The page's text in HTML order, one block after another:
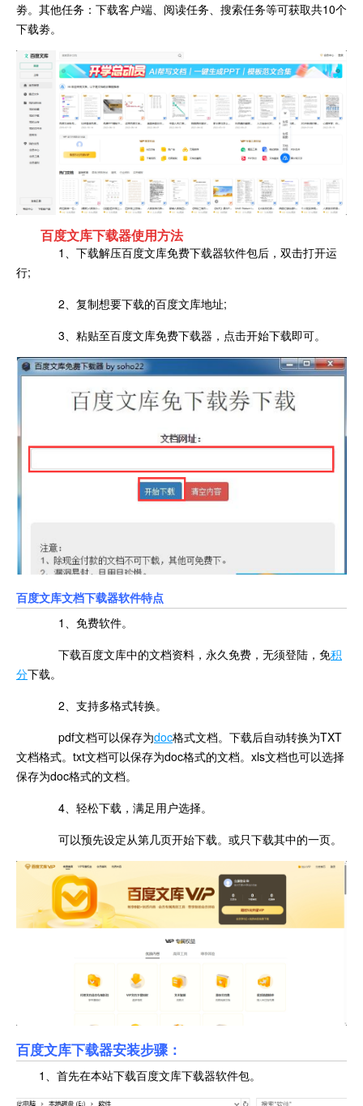
劵。其他任务：下载客户端、阅读任务、搜索任务等可获取共10个
下载劵。
百度文库下载器使用方法
1、下载解压百度文库免费下载器软件包后，双击打开运
行;
2、复制想要下载的百度文库地址;
3、粘贴至百度文库免费下载器，点击开始下载即可。
百度文库文档下载器软件特点
1、免费软件。
下载百度文库中的文档资料，永久免费，无须登陆，免积
分下载。
2、支持多格式转换。
pdf文档可以保存为doc格式文档。下载后自动转换为TXT
文档格式。txt文档可以保存为doc格式的文档。xls文档也可以选择
保存为doc格式的文档。
4、轻松下载，满足用户选择。
可以预先设定从第几页开始下载。或只下载其中的一页。
百度文库下载器安装步骤：
1、首先在本站下载百度文库下载器软件包。